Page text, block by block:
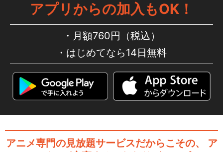
ドキドキ！プリキュア
ハピネスチャージプリキュ
ア！
アプリからの加入もOK！
月額760円（税込）
はじめてなら14日無料
アニメ専門の見放題サービスだからこその、
ア